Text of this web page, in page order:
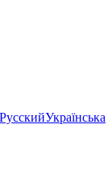
РусскийУкраїнська